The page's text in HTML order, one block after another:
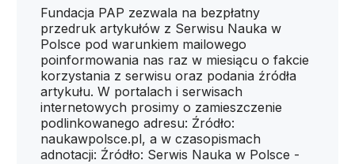
Fundacja PAP zezwala na bezpłatny
przedruk artykułów z Serwisu Nauka w
Polsce pod warunkiem mailowego
poinformowania nas raz w miesiącu o fakcie
korzystania z serwisu oraz podania źródła
artykułu. W portalach i serwisach
internetowych prosimy o zamieszczenie
podlinkowanego adresu: Źródło:
naukawpolsce.pl, a w czasopismach
adnotacji: Źródło: Serwis Nauka w Polsce -